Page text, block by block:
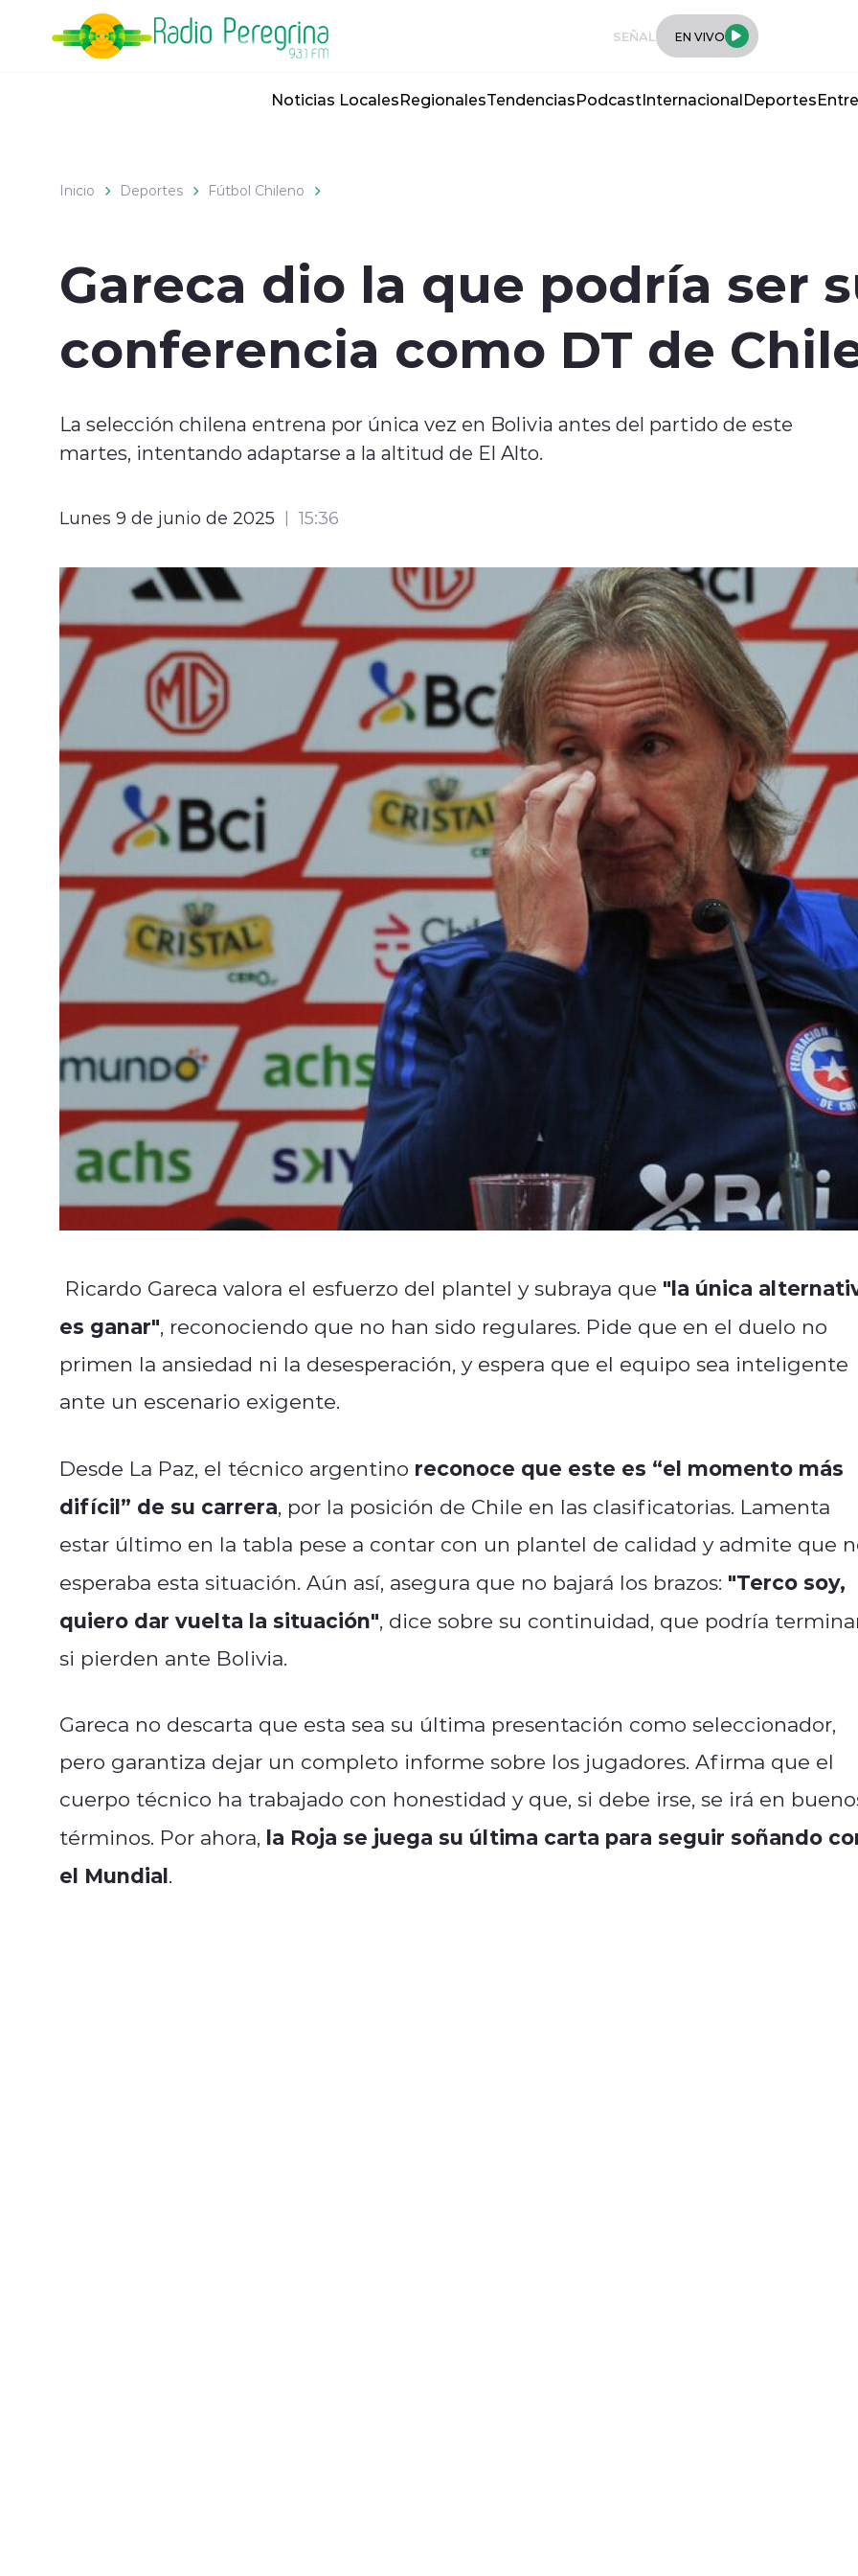
SEÑAL EN VIVO
Noticias LocalesRegionalesTendenciasPodcastInternacionalDeportes
Inicio Deportes Fútbol Chileno
Gareca dio la que podría ser
conferencia como DT de
La selección chilena entrena por única vez en Bolivia antes del partido de este
martes, intentando adaptarse a la altitud de El Alto.
Lunes 9 de junio de 2025 15:36
Ricardo Gareca valora el esfuerzo del plantel y subraya que "la única
es ganar", reconociendo que no han sido regulares. Pide que en el duelo no
primen la ansiedad ni la desesperación, y espera que el equipo sea inteligente
ante un escenario exigente.
Desde La Paz, el técnico argentino reconoce que este es “el momento más
difícil” de su carrera, por la posición de Chile en las clasificatorias. Lamenta
estar último en la tabla pese a contar con un plantel de calidad y admite que
esperaba esta situación. Aún así, asegura que no bajará los brazos: "Terco soy,
quiero dar vuelta la situación", dice sobre su continuidad, que podría
si pierden ante Bolivia.
Gareca no descarta que esta sea su última presentación como seleccionador,
pero garantiza dejar un completo informe sobre los jugadores. Afirma que el
cuerpo técnico ha trabajado con honestidad y que, si debe irse, se irá en
términos. Por ahora, la Roja se juega su última carta para seguir soñando
el Mundial.